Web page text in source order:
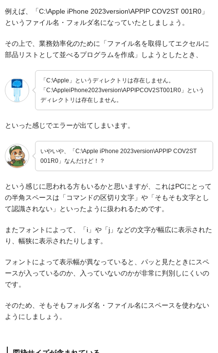
例えば、「C:\Apple iPhone 2023version\APPIP COV2ST 001R0」
というファイル名・フォルダ名になっていたとしましょう。
その上で、業務効率化のために「ファイル名を取得してエクセルに
部品リストとして並べるプログラムを作成」しようとしたとき、
「C:\Apple」というディレクトリは存在しません。
「C:\AppleiPhone2023version\APPIPCOV2ST001R0」という
ディレクトリは存在しません。
といった感じでエラーが出てしまいます。
いやいや、「C:\Apple iPhone 2023version\APPIP COV2ST
001R0」なんだけど！？
という感じに思われる方もいるかと思いますが、これはPCにとって
の半角スペースは「コマンドの区切り文字」や「そもそも文字とし
て認識されない」といったように扱われるためです。
またフォントによって、「i」や「j」などの文字が幅広に表示された
り、幅狭に表示されたりします。
フォントによって表示幅が異なっていると、パッと見たときにスペ
ースが入っているのか、入っていないのかが非常に判別しにくいの
です。
そのため、そもそもフォルダ名・ファイル名にスペースを使わない
ようにしましょう。